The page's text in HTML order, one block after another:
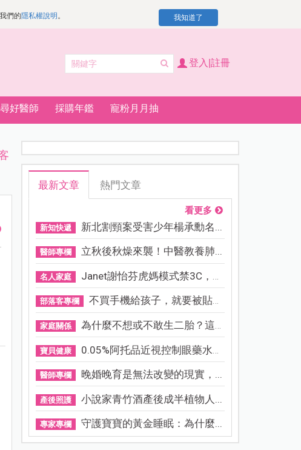
們的隱私權說明 。 我知道了
登入|註冊
好醫師 採購年鑑 寵粉月月抽
最新文章 熱門文章
看更多
新知快遞 新北割頸案受害少年楊承勳名...
醫師專欄 立秋後秋燥來襲！中醫教養肺...
名人家庭 Janet謝怡芬虎媽模式禁3C，看...
部落客專欄 不買手機給孩子，就要被貼「...
家庭關係 為什麼不想或不敢生二胎？這8...
寶貝健康 0.05%阿托品近視控制眼藥水納...
醫師專欄 晚婚晚育是無法改變的現實，...
產後照護 小說家青竹酒產後成半植物人...
專家專欄 守護寶寶的黃金睡眠：為什麼...